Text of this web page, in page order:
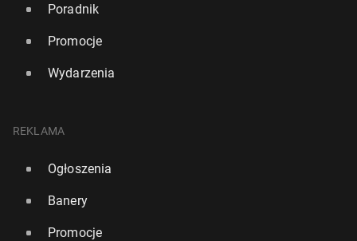
Poradnik
Promocje
Wydarzenia
REKLAMA
Ogłoszenia
Banery
Promocje